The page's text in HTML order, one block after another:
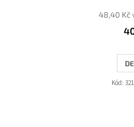
48,40 Kč
Kód: